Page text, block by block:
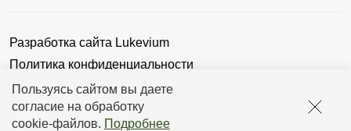
Пользуясь сайтом вы даете
согласие на обработку
cookie-файлов. Подробнее
Разработка сайта Lukevium
Политика конфиденциальности
Пользовательское соглашение